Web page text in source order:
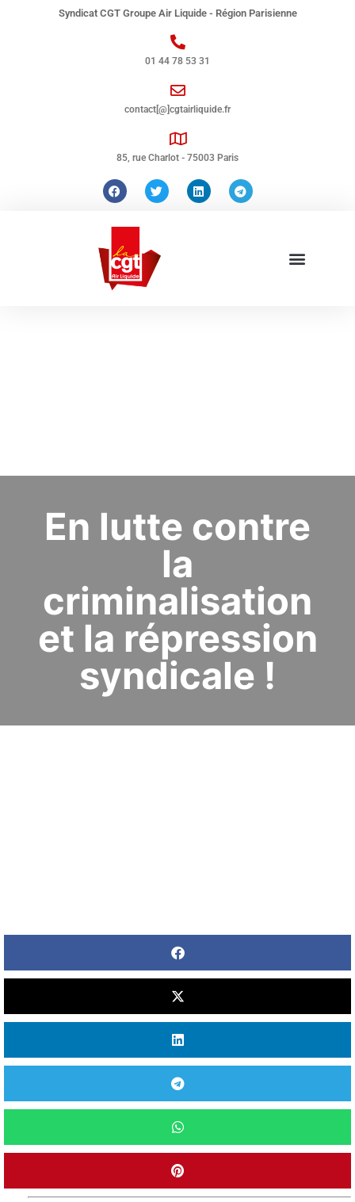
Syndicat CGT Groupe Air Liquide - Région Parisienne
01 44 78 53 31
contact[@]cgtairliquide.fr
85, rue Charlot - 75003 Paris
En lutte contre
la
criminalisation
et la répression
syndicale !